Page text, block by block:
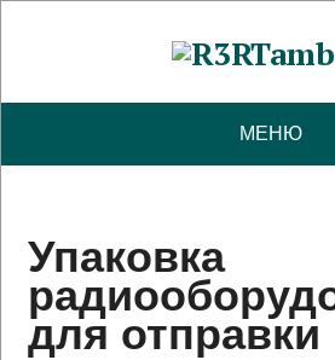
МЕНЮ
Упаковка
для отправки